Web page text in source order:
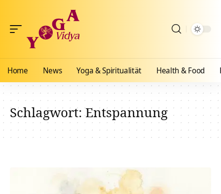
Home News Yoga & Spiritualität Health & Food
Schlagwort:Entspannung